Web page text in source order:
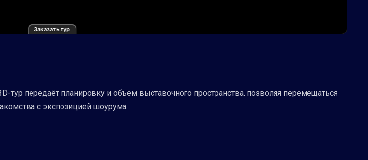
Заказать тур
передаёт планировку и объём выставочного пространства, позволяя перемещаться
с экспозицией шоурума.